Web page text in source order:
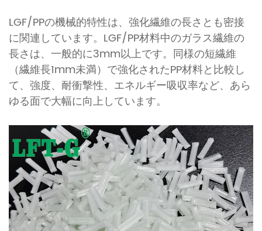
LGF/PPの機械的特性は、強化繊維の長さとも密接
に関連しています。LGF/PP材料中のガラス繊維の
長さは、一般的に3mm以上です。同様の短繊維
（繊維長1mm未満）で強化されたPP材料と比較し
て、強度、耐衝撃性、エネルギー吸収率など、あら
ゆる面で大幅に向上しています。